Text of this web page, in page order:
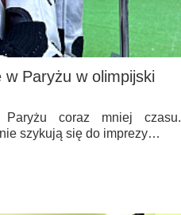
w Paryżu w olimpijski
coraz mniej czasu.
szykują się do imprezy…